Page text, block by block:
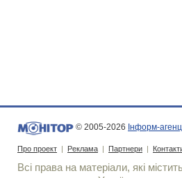
© 2005-2026 Інформ-
Про проект | Реклама | Партнери |
Всі права на матеріали, які